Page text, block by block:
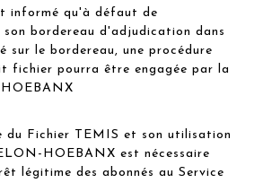
informé qu'à défaut de
bordereau d'adjudication dans
sur le bordereau, une procédure
fichier pourra être engagée par la
du Fichier TEMIS et son utilisation
HOEBANX est nécessaire
légitime des abonnés au Service